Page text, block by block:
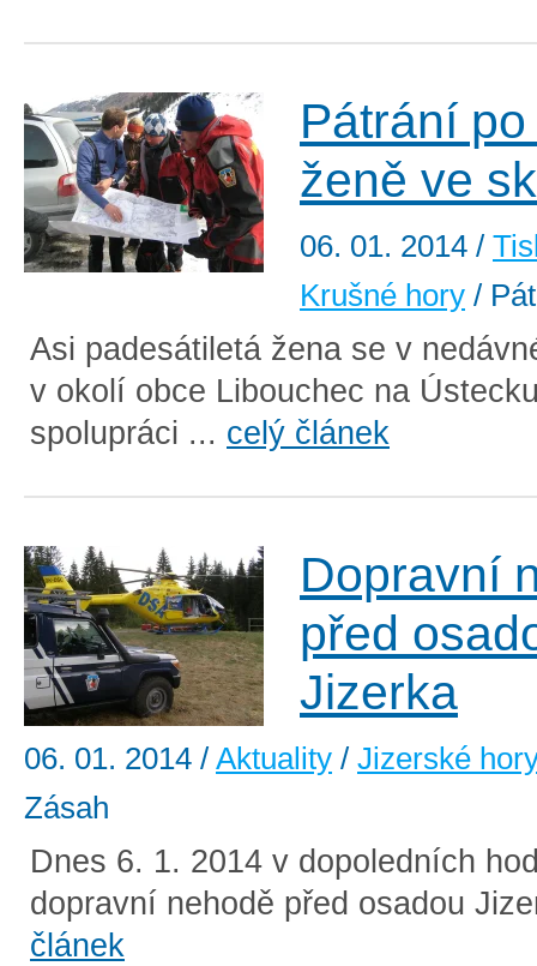
Pátrání
ženě ve
06. 01. 2014 /
Krušné hory /
Asi padesátiletá žena se v
v okolí obce Libouchec na
spolupráci ... celý článek
Dopravní
před
Jizerka
06. 01. 2014 / Aktuality / Jizerské
Zásah
Dnes 6. 1. 2014 v dopoledních
dopravní nehodě před osadou
článek